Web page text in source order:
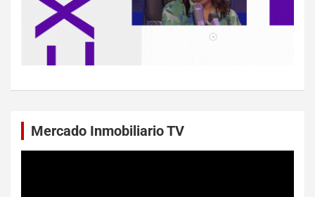
Mercado Inmobiliario TV